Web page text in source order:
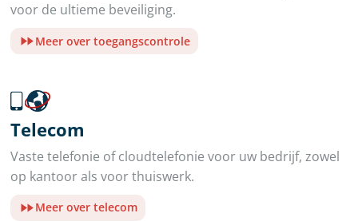
voor de ultieme beveiliging.
Meer over toegangscontrole
Telecom
Vaste telefonie of cloudtelefonie voor uw bedrijf, zowel
op kantoor als voor thuiswerk.
Meer over telecom